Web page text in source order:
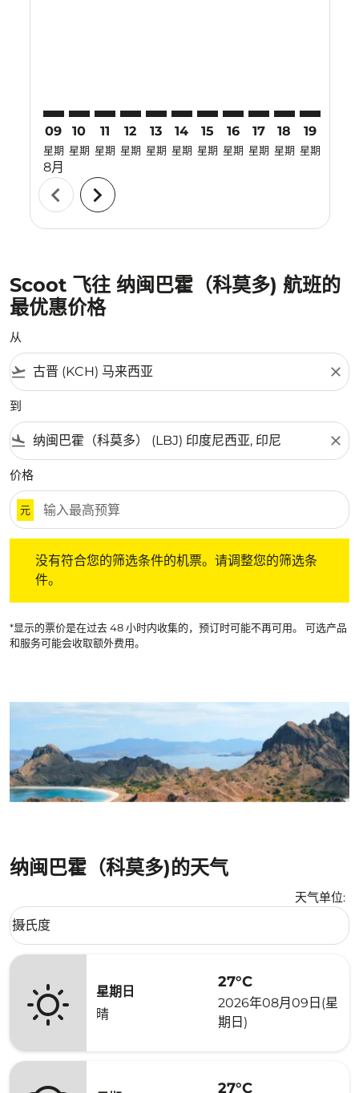
09
星期
8月
10
星期
11
星期
12
星期
13
星期
14
星期
15
星期
16
星期
17
星期
18
星期
19
星期
chevron_left chevron_right
Scoot 飞往 纳闽巴霍（科莫多) 航班的
最优惠价格
从
flight_takeoff close
到
flight_land close
价格
元
没有符合您的筛选条件的机票。请调整您的筛选条
件。
*显示的票价是在过去 48 小时内收集的，预订时可能不再可用。 可选产品
和服务可能会收取额外费用。
纳闽巴霍（科莫多)的天气
天气单位:
Weather unit option 摄氏度 Selected
摄氏度
keyboard_arrow_down
星期日
晴
27°C
2026年08月09日(星
期日)
27°C